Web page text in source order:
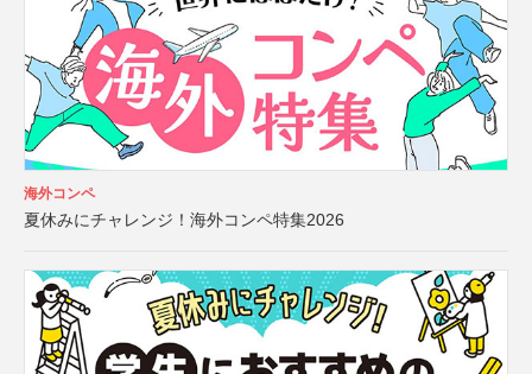
海外コンペ
夏休みにチャレンジ！海外コンペ特集2026